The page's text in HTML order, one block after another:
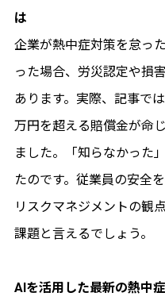
は
企業が熱中症対策を怠っ
った場合、労災認定や損
あります。実際、記事で
万円を超える賠償金が命
ました。「知らなかった
たのです。従業員の安全
リスクマネジメントの観
課題と言えるでしょう。
AIを活用した最新の熱中